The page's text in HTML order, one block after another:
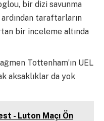
bir dizi savunma
taraftarların
bir inceleme altında
Tottenham’ın UEL
aksaklıklar da yok
- Luton Maçı Ön